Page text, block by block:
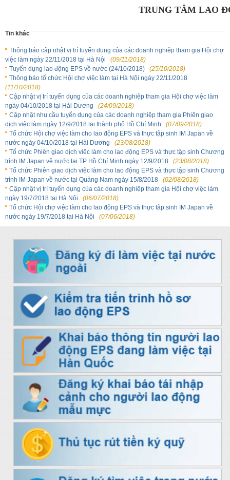
TRUNG TÂM LAO
Tin khác
Thông báo cập nhật vị trí tuyển dụng của các doanh nghiệp tham gia Hội chợ
việc làm ngày 22/11/2018 tại Hà Nội
(09/11/2018)
Tuyển dụng lao động EPS về nước (24/10/2018)
(25/10/2018)
Thông báo tổ chức Hội chợ việc làm tại Hà Nội ngày 22/11/2018
(11/10/2018)
Cập nhật vị trí tuyển dụng của các doanh nghiệp tham gia Hội chợ việc làm
ngày 04/10/2018 tại Hải Dương
(24/09/2018)
Cập nhật nhu cầu tuyển dụng của các doanh nghiệp tham gia Phiên giao
dịch việc làm ngày 12/9/2018 tại thành phố Hồ Chí Minh
(07/09/2018)
Tổ chức Hội chợ việc làm cho lao động EPS và thực tập sinh IM Japan về
nước ngày 04/10/2018 tại Hải Dương
(23/08/2018)
Tổ chức Phiên giao dịch việc làm cho lao động EPS và thực tập sinh Chương
trình IM Japan về nước tại TP Hồ Chí Minh ngày 12/9/2018
(23/08/2018)
Tổ chức Phiên giao dịch việc làm cho lao động EPS và thực tập sinh Chương
trình IM Japan về nước tại Quảng Nam ngày 15/8/2018
(02/08/2018)
Cập nhật vị trí tuyển dụng của các doanh nghiệp tham gia Hội chợ việc làm
ngày 19/7/2018 tại Hà Nội
(06/07/2018)
Tổ chức Hội chợ việc làm cho lao động EPS và thực tập sinh IM Japan về
nước ngày 19/7/2018 tại Hà Nội
(07/06/2018)